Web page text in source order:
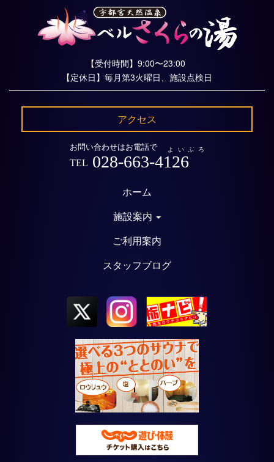
【受付時間】9:00〜23:00
【定休日】毎月第3火曜日、施設点検日
アクセス
お問い合わせはお電話で よいふろ
TEL 028-663-4126
ホーム
施設案内
ご利用案内
スタッフブログ